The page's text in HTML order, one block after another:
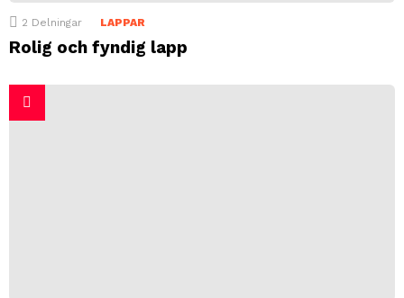
2 Delningar LAPPAR
Rolig och fyndig lapp